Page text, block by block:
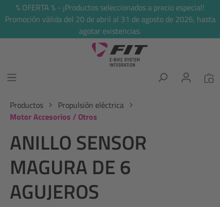
principal
% OFERTA % - ¡Productos seleccionados a precio especial!
Promoción válida del 20 de abril al 31 de agosto de 2026, hasta
agotar existencias.
Productos
Propulsión eléctrica
Motor Accesorios / Otros
ANILLO SENSOR
MAGURA DE 6
AGUJEROS